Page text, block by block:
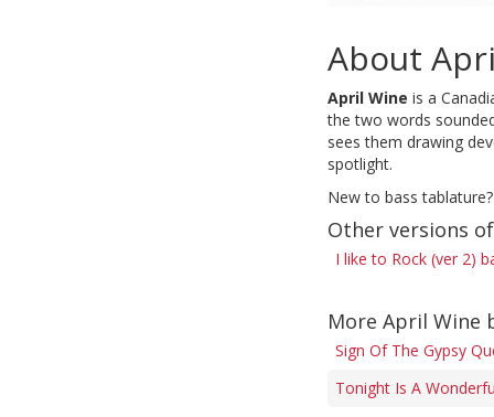
About
April Wine is a
the two words
sees them drawing
spotlight.
New to bass
Other versions
I like to Rock (ver 2)
More April Wine
Sign Of The Gypsy
Tonight Is A